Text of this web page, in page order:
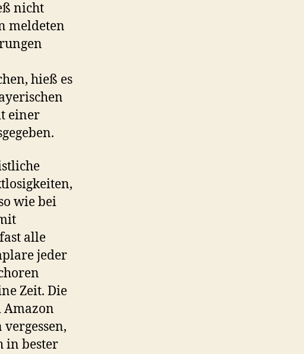
nicht
meldeten
hieß es
einer
wie bei
alle
jeder
Zeit. Die
Amazon
in bester